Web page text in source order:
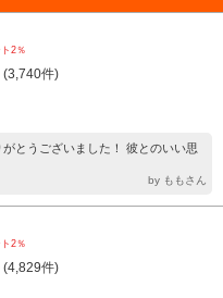
2％
(3,740件)
とうございました！ 彼とのいい思
by ももさん
2％
(4,829件)